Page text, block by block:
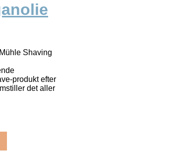
Shaving
produkt efter
det aller